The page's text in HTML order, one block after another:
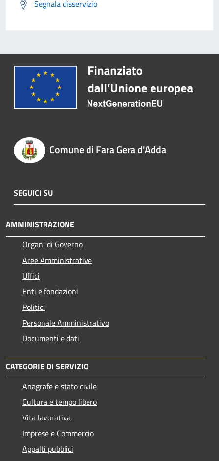
Segnala disservizio
Comune di Fara Gera d'Adda
SEGUICI SU
AMMINISTRAZIONE
Organi di Governo
Aree Amministrative
Uffici
Enti e fondazioni
Politici
Personale Amministrativo
Documenti e dati
CATEGORIE DI SERVIZIO
Anagrafe e stato civile
Cultura e tempo libero
Vita lavorativa
Imprese e Commercio
Appalti pubblici